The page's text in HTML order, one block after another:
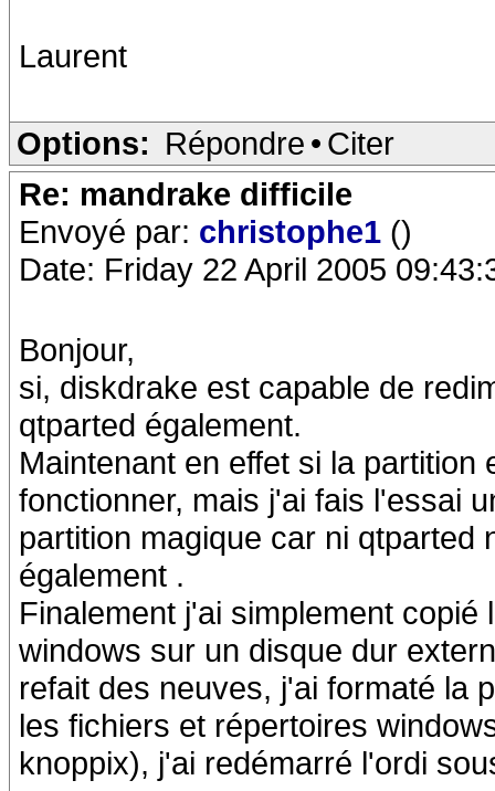
Laurent
Options: Répondre • Citer
Re: mandrake difficile
Envoyé par: christophe1 ()
Date: Friday 22 April 2005
Bonjour,
si, diskdrake est capable de
qtparted également.
Maintenant en effet si la
fonctionner, mais j'ai fais l'essai
partition magique car ni qtparted
également .
Finalement j'ai simplement
windows sur un disque dur
refait des neuves, j'ai formaté la
les fichiers et répertoires
knoppix), j'ai redémarré l'ordi